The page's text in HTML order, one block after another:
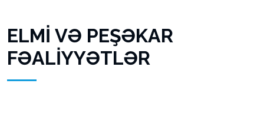
ELMİ VƏ PEŞƏKAR
FƏALİYYƏTLƏR